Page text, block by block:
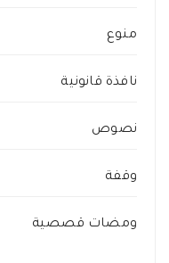
منوع
نافذة قانونية
نصوص
وقفة
ومضات قصصية